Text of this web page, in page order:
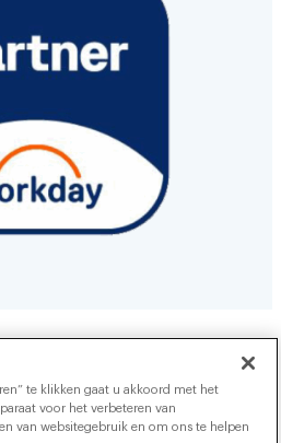
te klikken gaat u akkoord met het
voor het verbeteren van
van websitegebruik en om ons te helpen